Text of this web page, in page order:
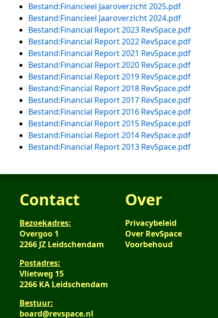
Bestand:Financieel Jaaroverzicht 2025.pdf
Bestand:Financieel Jaaroverzicht 2024.pdf
Bestand:Financial Report 2023 RevSpace.pdf
Bestand:Financial Report 2022 RevSpace.pdf
Bestand:Financial Report 2021 RevSpace.pdf
Bestand:Financial Report 2020 RevSpace.pdf
Bestand:Financial Report 2019 RevSpace.pdf
Bestand:Financial Report 2018 RevSpace.pdf
Bestand:Financial Report 2017 RevSpace.pdf
Bestand:Financial Report 2016 RevSpace.pdf
Bestand:Financial Report 2015 RevSpace.pdf
Bestand:Financial Report 2014 RevSpace.pdf
Bestand:Financial Report 2013 RevSpace.pdf
Contact
Bezoekadres:
Overgoo 1
2266 JZ Leidschendam
Postadres:
Vlietweg 15
2266 KA Leidschendam
Bestuur:
board@revspace.nl
Over
Privacybeleid
Over RevSpace
Voorbehoud